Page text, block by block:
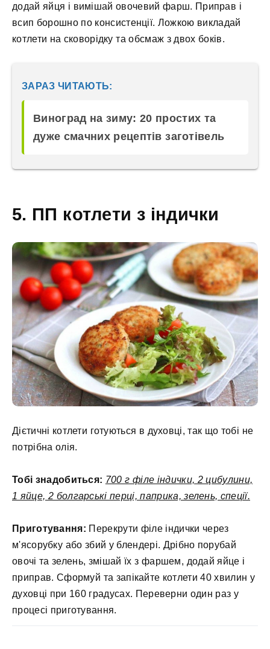
додай яйця і вимішай овочевий фарш. Приправ і
всип борошно по консистенції. Ложкою викладай
котлети на сковорідку та обсмаж з двох боків.
ЗАРАЗ ЧИТАЮТЬ:
Виноград на зиму: 20 простих та
дуже смачних рецептів заготівель
5. ПП котлети з індички
Дієтичні котлети готуються в духовці, так що тобі не
потрібна олія.
Тобі знадобиться: 700 г філе індички, 2 цибулини,
1 яйце, 2 болгарські перці, паприка, зелень, спеції.
Приготування: Перекрути філе індички через
м'ясорубку або збий у блендері. Дрібно порубай
овочі та зелень, змішай їх з фаршем, додай яйце і
приправ. Сформуй та запікайте котлети 40 хвилин у
духовці при 160 градусах. Переверни один раз у
процесі приготування.